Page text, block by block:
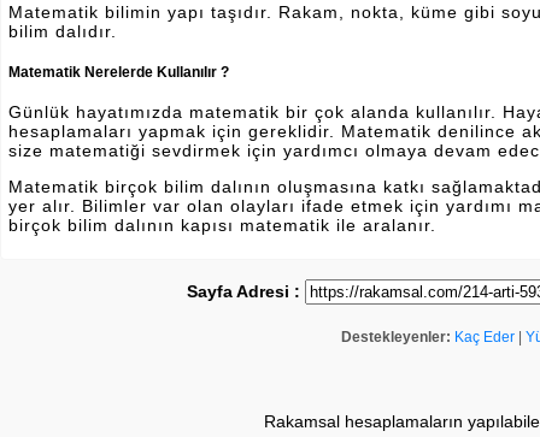
Matematik bilimin yapı taşıdır. Rakam, nokta, küme gibi
bilim dalıdır.
Matematik Nerelerde Kullanılır ?
Günlük hayatımızda matematik bir çok alanda kullanılır.
hesaplamaları yapmak için gereklidir. Matematik denilince
size matematiği sevdirmek için yardımcı olmaya devam
Matematik birçok bilim dalının oluşmasına katkı
yer alır. Bilimler var olan olayları ifade etmek için yardımı
birçok bilim dalının kapısı matematik ile aralanır.
Sayfa Adresi :
Destekleyenler: Kaç Eder
Rakamsal hesaplamaların